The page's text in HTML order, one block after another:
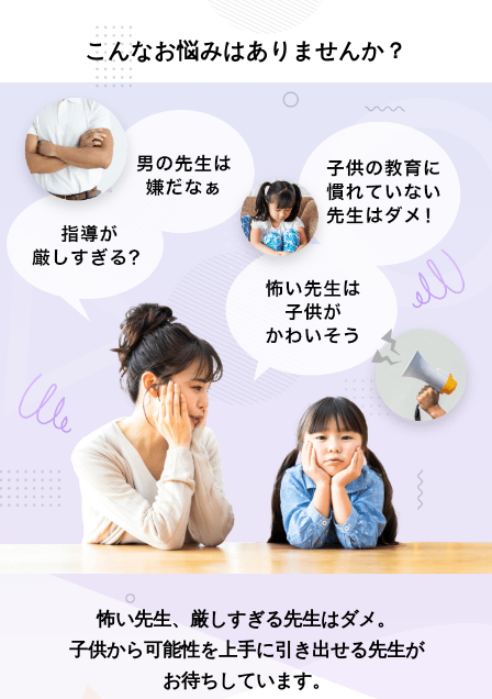
こんなお悩みはありませんか？
怖い先生、厳しすぎる先生はダメ。
子供から可能性を上手に引き出せる先生が
お待ちしています。